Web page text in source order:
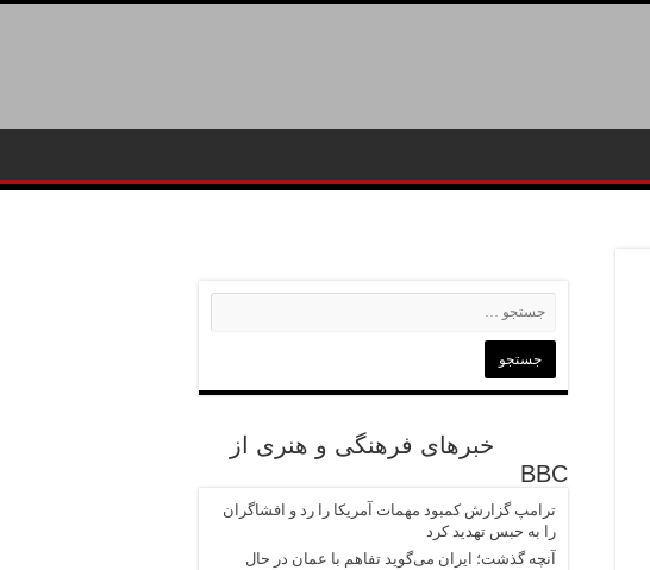
خبرهای فرهنگی و هنری از
BBC
ترامپ گزارش کمبود مهمات آمریکا را رد و افشاگران
را به حبس تهدید کرد
آنچه گذشت؛ ایران می‌گوید تفاهم با عمان در حال